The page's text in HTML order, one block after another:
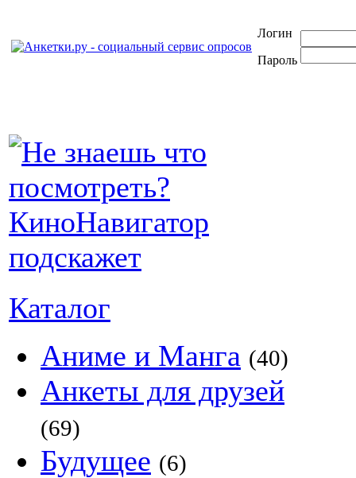
Логин
Пароль
Каталог
Аниме и Манга (40)
Анкеты для друзей
(69)
Будущее (6)